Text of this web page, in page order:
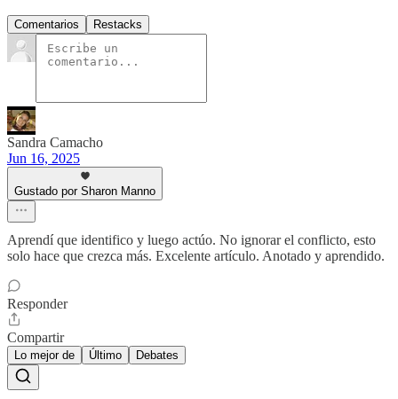
Comentarios Restacks
Sandra Camacho
Jun 16, 2025
Gustado por Sharon Manno
Aprendí que identifico y luego actúo. No ignorar el conflicto, esto
solo hace que crezca más. Excelente artículo. Anotado y aprendido.
Responder
Compartir
Lo mejor de Último Debates